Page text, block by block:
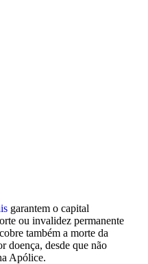
garantem o capital
ou invalidez permanente
também a morte da
doença, desde que não
Apólice.